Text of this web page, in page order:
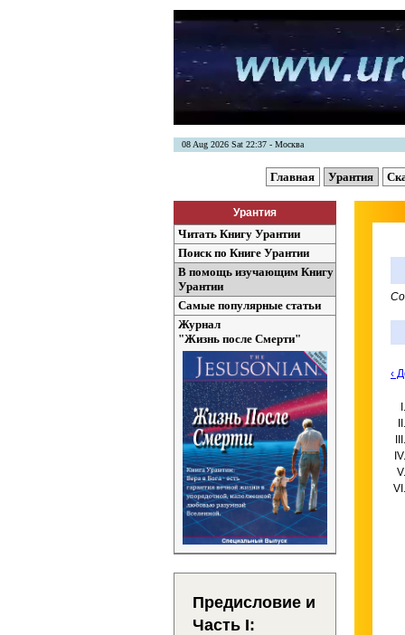
08 Aug 2026 Sat 22:37 - Москва
Главная Урантия
Урантия
Читать Книгу Урантии
Поиск по Книге Урантии
В помощь изучающим Книгу
Урантии
Самые популярные статьи
Журнал
"Жизнь после Смерти"
Предисловие и
Часть I:
‹